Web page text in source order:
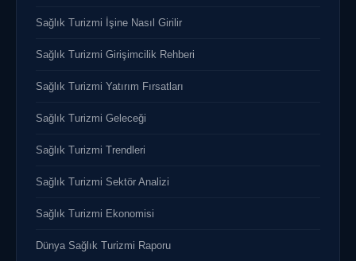
Sağlık Turizmi İşine Nasıl Girilir
Sağlık Turizmi Girişimcilik Rehberi
Sağlık Turizmi Yatırım Fırsatları
Sağlık Turizmi Geleceği
Sağlık Turizmi Trendleri
Sağlık Turizmi Sektör Analizi
Sağlık Turizmi Ekonomisi
Dünya Sağlık Turizmi Raporu